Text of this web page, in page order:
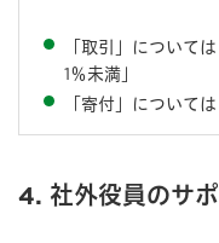
「取引」について
1％未満」
「寄付」について
4. 社外役員のサ